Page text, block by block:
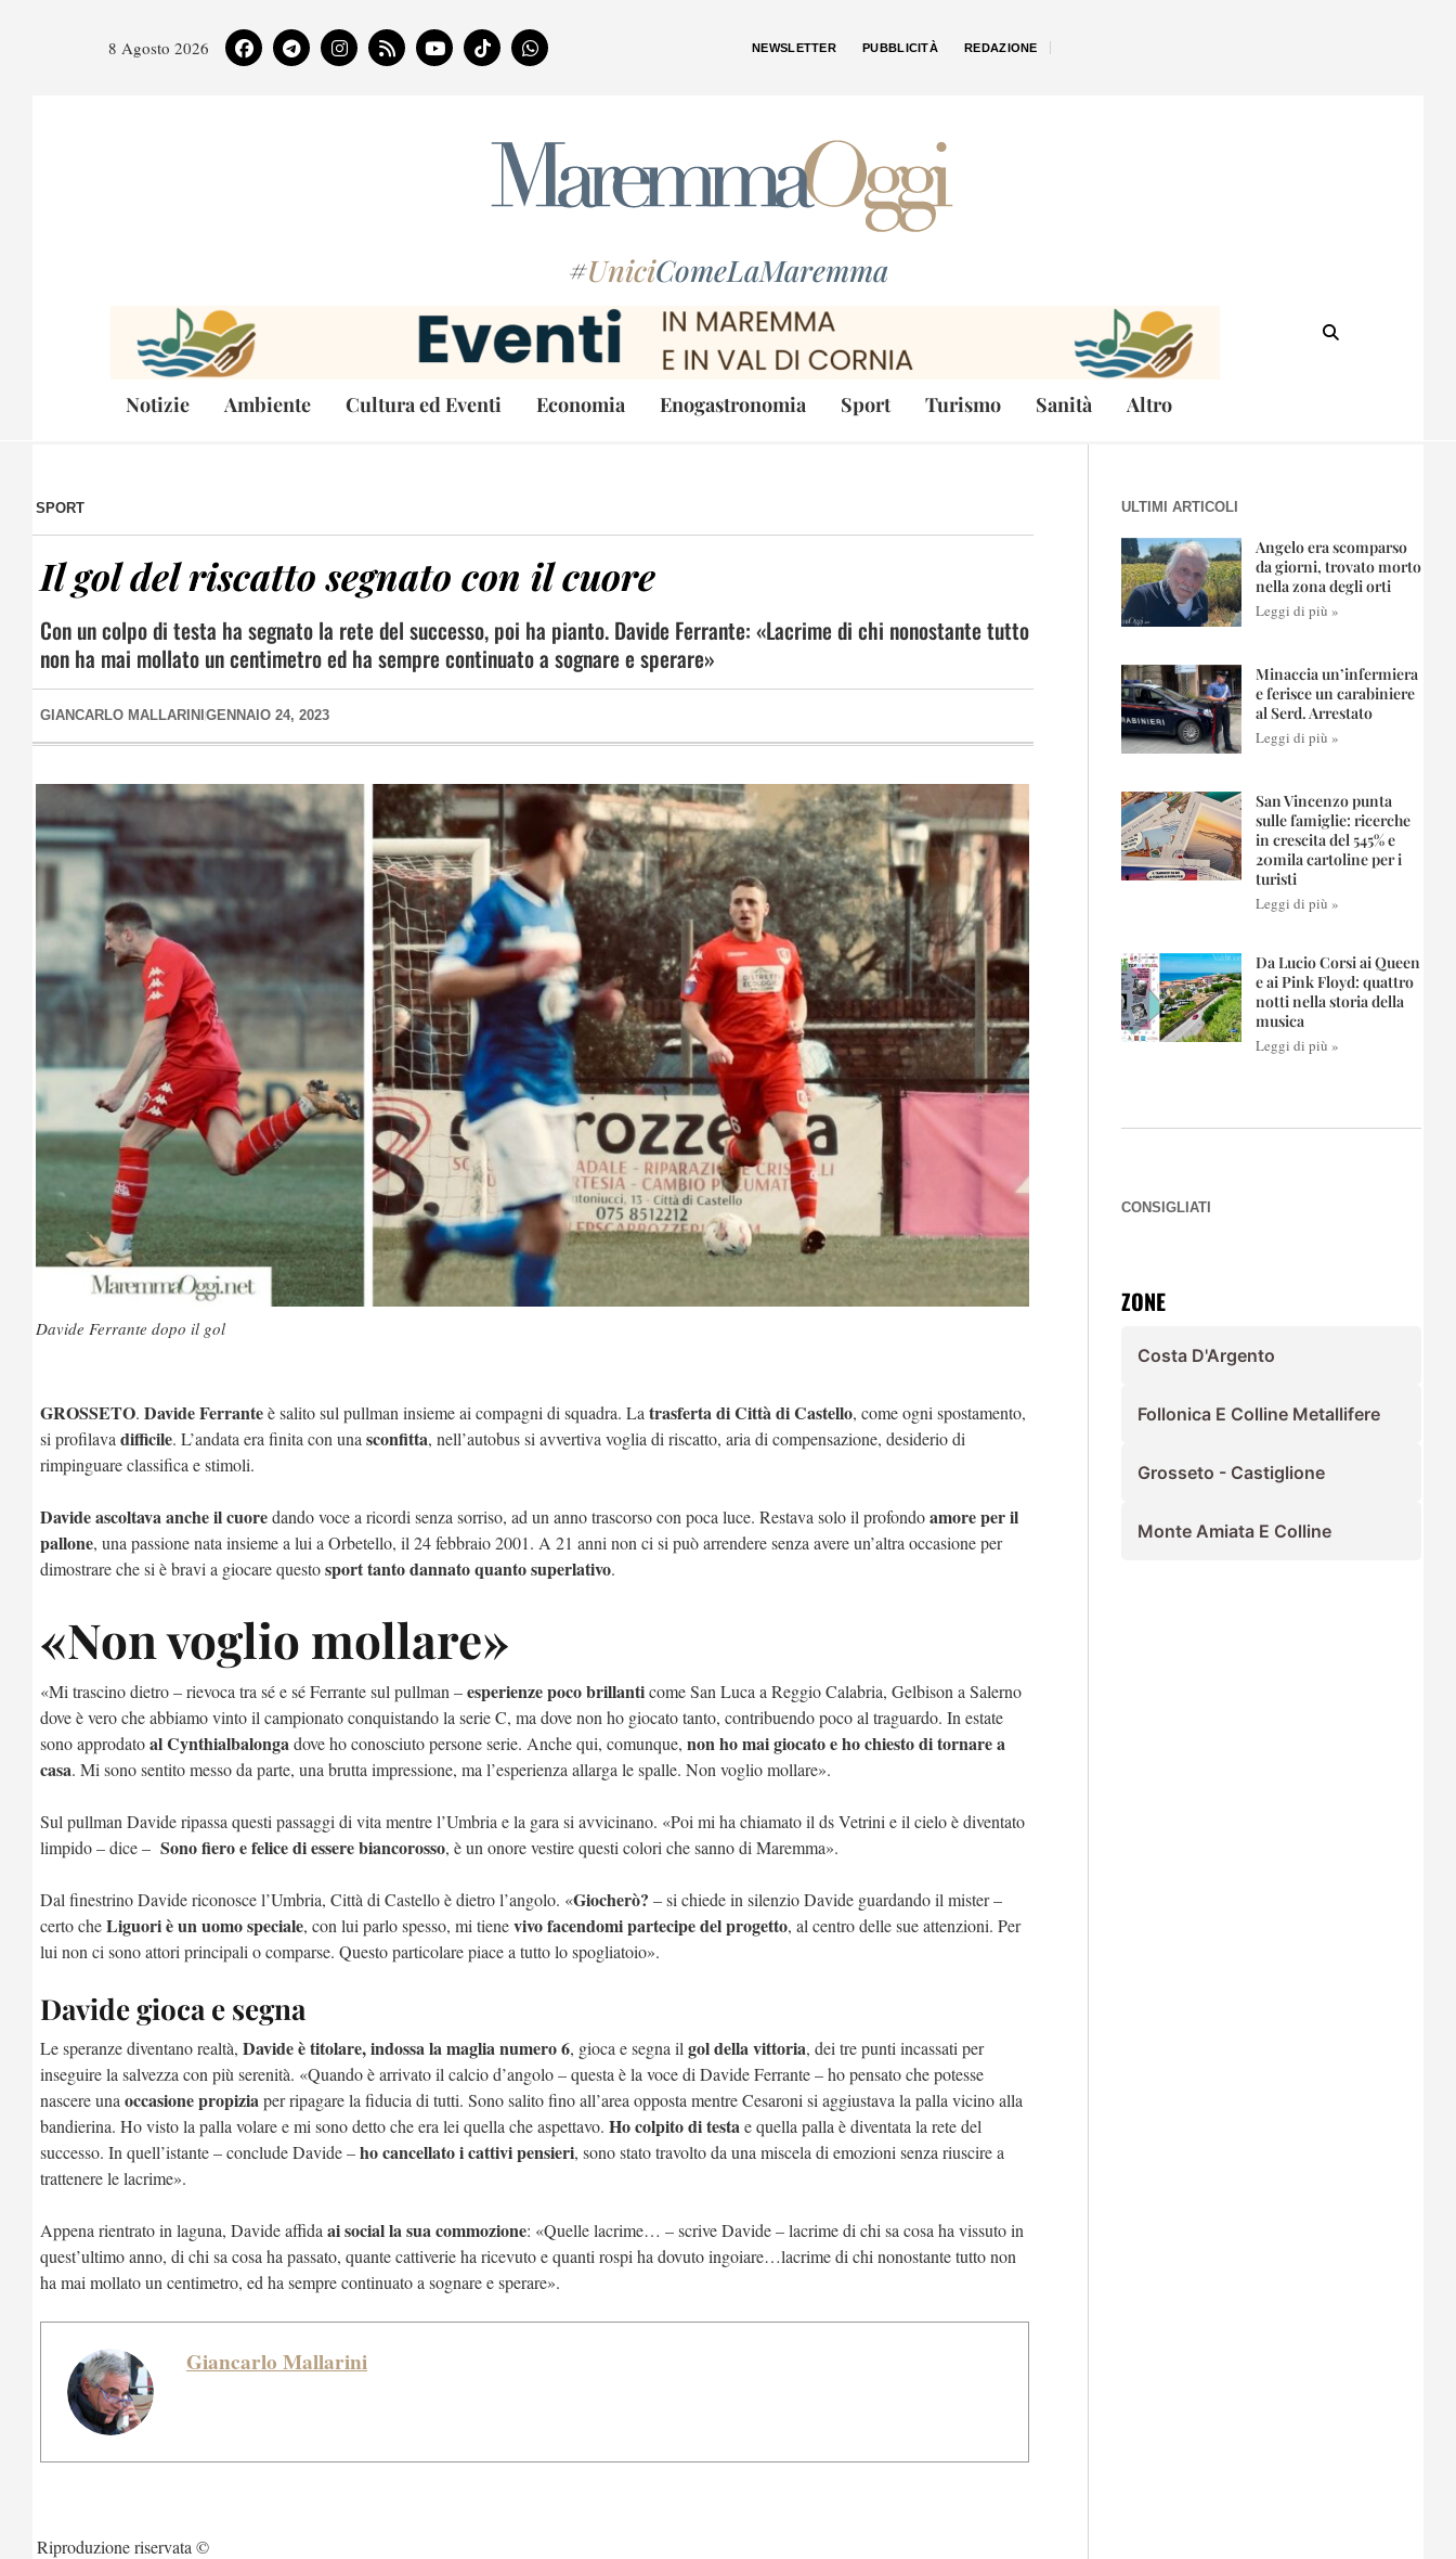
8 Agosto 2026 NEWSLETTER PUBBLICITÀ REDAZIONE
#UniciComeLaMaremma
Notizie Ambiente Cultura ed Eventi Economia Enogastronomia Sport Turismo Sanità Altro
SPORT
Il gol del riscatto segnato con il cuore
Con un colpo di testa ha segnato la rete del successo, poi ha pianto. Davide Ferrante: «Lacrime di chi nonostante tutto
non ha mai mollato un centimetro ed ha sempre continuato a sognare e sperare»
GIANCARLO MALLARINI GENNAIO 24, 2023
Davide Ferrante dopo il gol
GROSSETO. Davide Ferranteè salito sul pullman insieme ai compagni di squadra. La trasferta di Città di Castello, come ogni spostamento,
si profilava difficile. L’andata era finita con una sconfitta, nell’autobus si avvertiva voglia di riscatto, aria di compensazione, desiderio di
rimpinguare classifica e stimoli.
Davide ascoltava anche il cuoredando voce a ricordi senza sorriso, ad un anno trascorso con poca luce. Restava solo il profondoamore per il
pallone, una passione nata insieme a lui a Orbetello, il 24 febbraio 2001. A 21 anni non ci si può arrendere senza avere un’altra occasione per
dimostrare che si è bravi a giocare questosport tanto dannato quanto superlativo.
«Non voglio mollare»
«Mi trascino dietro – rievoca tra sé e sé Ferrante sul pullman –esperienze poco brillanticome San Luca a Reggio Calabria, Gelbison a Salerno
dove è vero che abbiamo vinto il campionato conquistando la serie C, ma dove non ho giocato tanto, contribuendo poco al traguardo. In estate
sono approdatoal Cynthialbalongadove ho conosciuto persone serie. Anche qui, comunque, non ho mai giocato e ho chiesto di tornare a
casa. Mi sono sentito messo da parte, una brutta impressione, ma l’esperienza allarga le spalle. Non voglio mollare».
Sul pullman Davide ripassa questi passaggi di vita mentre l’Umbria e la gara si avvicinano. «Poi mi ha chiamato il ds Vetrini e il cielo è diventato
limpido – dice – Sono fiero e felice di essere biancorosso, è un onore vestire questi colori che sanno di Maremma».
Dal finestrino Davide riconosce l’Umbria, Città di Castello è dietro l’angolo. «Giocherò? – si chiede in silenzio Davide guardando il mister –
certo cheLiguori è un uomo speciale, con lui parlo spesso, mi tienevivo facendomi partecipe del progetto, al centro delle sue attenzioni. Per
lui non ci sono attori principali o comparse. Questo particolare piace a tutto lo spogliatoio».
Davide gioca e segna
Le speranze diventano realtà, Davide è titolare, indossa la maglia numero 6, gioca e segna il gol della vittoria, dei tre punti incassati per
inseguire la salvezza con più serenità. «Quando è arrivato il calcio d’angolo – questa è la voce di Davide Ferrante – ho pensato che potesse
nascere una occasione propiziaper ripagare la fiducia di tutti. Sono salito fino all’area opposta mentre Cesaroni si aggiustava la palla vicino alla
bandierina. Ho visto la palla volare e mi sono detto che era lei quella che aspettavo. Ho colpito di testae quella palla è diventata la rete del
successo. In quell’istante – conclude Davide –ho cancellato i cattivi pensieri, sono stato travolto da una miscela di emozioni senza riuscire a
trattenere le lacrime».
Appena rientrato in laguna, Davide affida ai social la sua commozione: «Quelle lacrime… – scrive Davide – lacrime di chi sa cosa ha vissuto in
quest’ultimo anno, di chi sa cosa ha passato, quante cattiverie ha ricevuto e quanti rospi ha dovuto ingoiare…lacrime di chi nonostante tutto non
ha mai mollato un centimetro, ed ha sempre continuato a sognare e sperare».
Giancarlo Mallarini
Riproduzione riservata ©
ULTIMI ARTICOLI
Angelo era scomparso
da giorni, trovato morto
nella zona degli orti
Leggi di più »
Minaccia un’infermiera
e ferisce un carabiniere
al Serd. Arrestato
Leggi di più »
San Vincenzo punta
sulle famiglie: ricerche
in crescita del 545% e
20mila cartoline per i
turisti
Leggi di più »
Da Lucio Corsi ai Queen
e ai Pink Floyd: quattro
notti nella storia della
musica
Leggi di più »
CONSIGLIATI
ZONE
Costa D'Argento
Follonica E Colline Metallifere
Grosseto - Castiglione
Monte Amiata E Colline